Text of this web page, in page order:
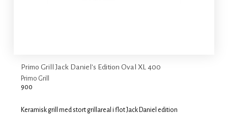
Primo Grill Jack Daniel's Edition Oval XL 400
Primo Grill
900
Keramisk grill med stort grillareal i flot Jack Daniel edition